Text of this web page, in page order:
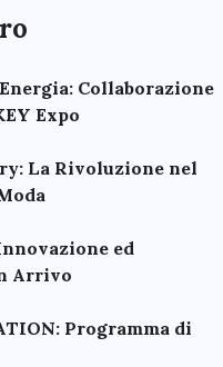
Collaborazione
Expo
La Rivoluzione nel
ed
Arrivo
Programma di